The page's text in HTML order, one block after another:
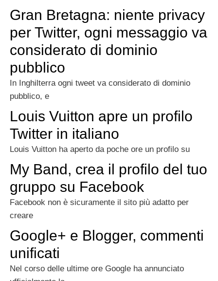
Gran Bretagna: niente privacy
per Twitter, ogni messaggio va
considerato di dominio
pubblico
In Inghilterra ogni tweet va considerato di dominio
pubblico, e
Louis Vuitton apre un profilo
Twitter in italiano
Louis Vuitton ha aperto da poche ore un profilo su
My Band, crea il profilo del tuo
gruppo su Facebook
Facebook non è sicuramente il sito più adatto per
creare
Google+ e Blogger, commenti
unificati
Nel corso delle ultime ore Google ha annunciato